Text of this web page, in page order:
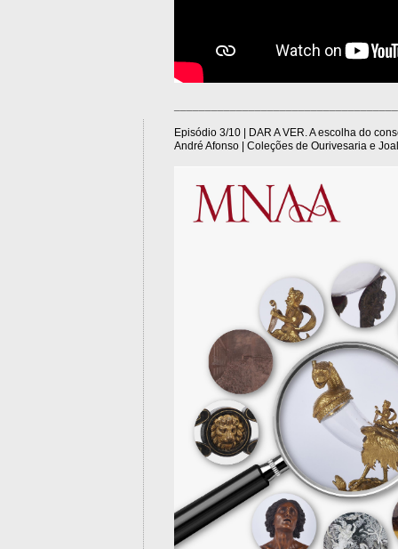
Episódio 3/10 | DAR A VER. A escolha do
André Afonso | Coleções de Ourivesaria e